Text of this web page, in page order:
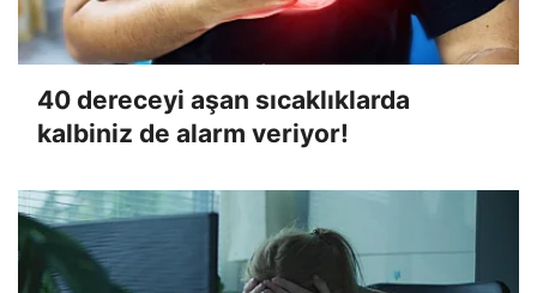
40 dereceyi aşan sıcaklıklarda
kalbiniz de alarm veriyor!